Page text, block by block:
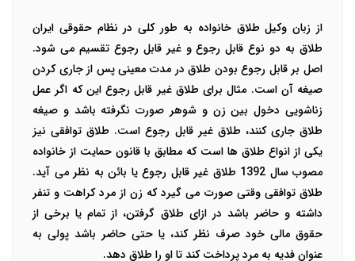
از زبان وکیل طلاق خانواده به طور کلی در نظام حقوقی ایران
طلاق به دو نوع قابل رجوع و غیر قابل رجوع تقسیم می شود.
اصل بر قابل رجوع بودن طلاق در مدت معینی پس از جاری کردن
صیغه آن است. مثال برای طلاق غیر قابل رجوع این که اگر عمل
زناشویی دخول بین زن و شوهر صورت نگرفته باشد و صیغه
طلاق جاری کنند، طلاق غیر قابل رجوع است. طلاق توافقی نیز
یکی از انواع طلاق ها است که مطابق با قانون حمایت از خانواده
مصوب سال 1392 طلاق غیر قابل رجوع یا بائن به نظر می آید.
طلاق توافقی وقتی صورت می گیرد که زن از مرد کراهت و تنفر
داشته و حاضر باشد در ازای طلاق گرفتن، از تمام یا برخی از
حقوق مالی خود صرف نظر کند، یا حتی حاضر باشد پولی به
عنوان فدیه به مرد پرداخت کند تا او را طلاق دهد.